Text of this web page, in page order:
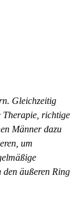
Therapie, richtige
Männer dazu
um
äußeren Ring